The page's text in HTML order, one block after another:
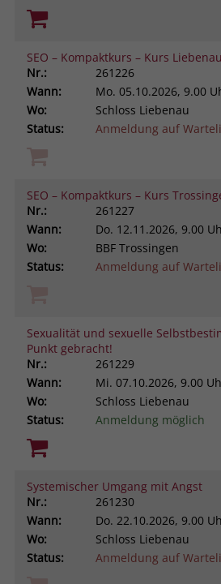
SEO – Kompaktkurs – Kurs
Nr.:
261226
Wann:
Mo. 05.10.2026, 9.00
Wo:
Schloss Liebenau
Status:
Anmeldung auf
SEO – Kompaktkurs – Kurs
Nr.:
261227
Wann:
Do. 12.11.2026, 9.00
Wo:
BBF Trossingen
Status:
Anmeldung auf
Sexualität und sexuelle
Punkt gebracht!
Nr.:
261229
Wann:
Mi. 07.10.2026, 9.00
Wo:
Schloss Liebenau
Status:
Anmeldung möglich
Systemischer Umgang mit Angst
Nr.:
261230
Wann:
Do. 22.10.2026, 9.00
Wo:
Schloss Liebenau
Status:
Anmeldung auf